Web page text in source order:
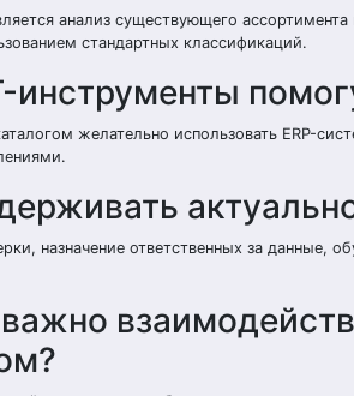
анализ существующего ассортимента
стандартных классификаций.
инструменты
желательно использовать ERP-
назначение ответственных за данные,